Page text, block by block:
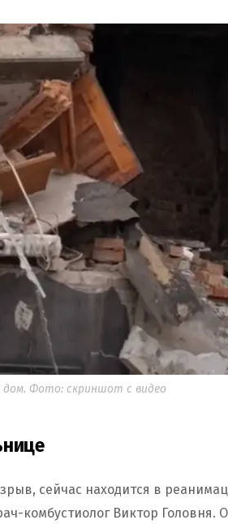
дом. Фото: скриншот с видео
сейчас находится в
комбустиолог Виктор Головня.